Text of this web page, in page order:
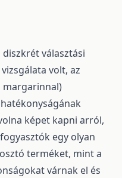
választási
volt, az
margarinnal)
képet kapni arról,
egy olyan
terméket, mint a
várnak el és